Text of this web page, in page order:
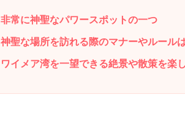
非常に神聖なパワースポットの一つ
神聖な場所を訪れる際のマナーやルール
ワイメア湾を一望できる絶景や散策を楽